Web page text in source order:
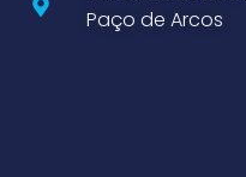
Paço de Arcos